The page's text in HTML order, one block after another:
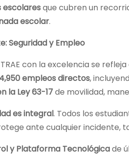
escolaresque cubren un
escolar.
Seguridad y Empleo
con la excelencia se refleja
empleos directos,
la Ley 63-17de movilidad,
es integral. Todos los
ante cualquier incidente,
y Plataforma Tecnológicade